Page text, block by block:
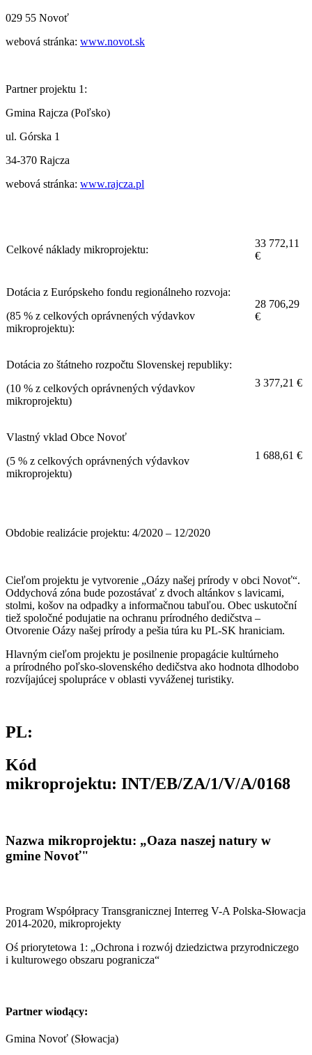
029 55 Novoť
webová stránka: www.novot.sk
Partner projektu 1:
Gmina Rajcza (Poľsko)
ul. Górska 1
34-370 Rajcza
webová stránka: www.rajcza.pl
Celkové náklady mikroprojektu:
33 772,11
€
Dotácia z Európskeho fondu regionálneho rozvoja:
(85 % z celkových oprávnených výdavkov
mikroprojektu):
28 706,29
€
Dotácia zo štátneho rozpočtu Slovenskej republiky:
(10 % z celkových oprávnených výdavkov
mikroprojektu)
3 377,21 €
Vlastný vklad Obce Novoť
(5 % z celkových oprávnených výdavkov
mikroprojektu)
1 688,61 €
Obdobie realizácie projektu: 4/2020 – 12/2020
Cieľom projektu je vytvorenie „Oázy našej prírody v obci Novoť“.
Oddychová zóna bude pozostávať z dvoch altánkov s lavicami,
stolmi, košov na odpadky a informačnou tabuľou. Obec uskutoční
tiež spoločné podujatie na ochranu prírodného dedičstva –
Otvorenie Oázy našej prírody a pešia túra ku PL-SK hraniciam.
Hlavným cieľom projektu je posilnenie propagácie kultúrneho
a prírodného poľsko-slovenského dedičstva ako hodnota dlhodobo
rozvíjajúcej spolupráce v oblasti vyváženej turistiky.
PL:
Kód
mikroprojektu: INT/EB/ZA/1/V/A/0168
Nazwa mikroprojektu: „Oaza naszej natury w
gmine Novoť"
Program Współpracy Transgranicznej Interreg V-A Polska-Słowacja
2014-2020, mikroprojekty
Oś priorytetowa 1: „Ochrona i rozwój dziedzictwa przyrodniczego
i kulturowego obszaru pogranicza“
Partner wiodący:
Gmina Novoť (Słowacja)